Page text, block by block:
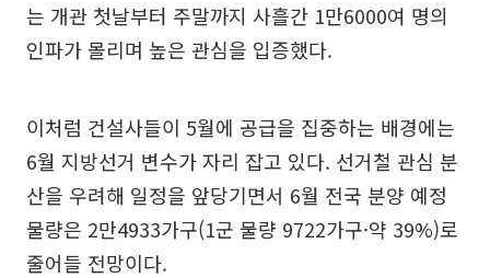
는 개관 첫날부터 주말까지 사흘간 1만6000여 명의
인파가 몰리며 높은 관심을 입증했다.
이처럼 건설사들이 5월에 공급을 집중하는 배경에는
6월 지방선거 변수가 자리 잡고 있다. 선거철 관심 분
산을 우려해 일정을 앞당기면서 6월 전국 분양 예정
물량은 2만4933가구(1군 물량 9722가구·약 39%)로
줄어들 전망이다.